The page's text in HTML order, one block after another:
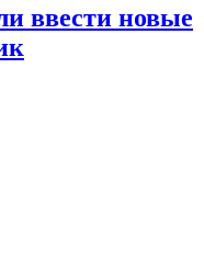
ввести новые